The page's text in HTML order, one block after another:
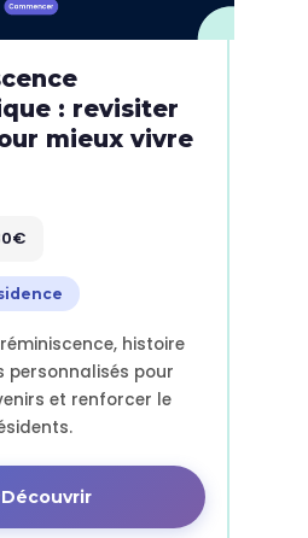
: revisiter
mieux vivre
histoire
personnalisés pour
et renforcer le
Découvrir